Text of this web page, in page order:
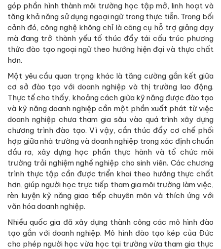
góp phần hình thành môi trường học tập mở, linh hoạt và
tăng khả năng sử dụng ngoại ngữ trong thực tiễn. Trong bối
cảnh đó, công nghệ không chỉ là công cụ hỗ trợ giảng dạy
mà đang trở thành yếu tố thúc đẩy tái cấu trúc phương
thức đào tạo ngoại ngữ theo hướng hiện đại và thực chất
hơn.
Một yêu cầu quan trọng khác là tăng cường gắn kết giữa
cơ sở đào tạo với doanh nghiệp và thị trường lao động.
Thực tế cho thấy, khoảng cách giữa kỹ năng được đào tạo
và kỹ năng doanh nghiệp cần một phần xuất phát từ việc
doanh nghiệp chưa tham gia sâu vào quá trình xây dựng
chương trình đào tạo. Vì vậy, cần thúc đẩy cơ chế phối
hợp giữa nhà trường và doanh nghiệp trong xác định chuẩn
đầu ra, xây dựng học phần thực hành và tổ chức môi
trường trải nghiệm nghề nghiệp cho sinh viên. Các chương
trình thực tập cần được triển khai theo hướng thực chất
hơn, giúp người học trực tiếp tham gia môi trường làm việc,
rèn luyện kỹ năng giao tiếp chuyên môn và thích ứng với
văn hóa doanh nghiệp.
Nhiều quốc gia đã xây dựng thành công các mô hình đào
tạo gắn với doanh nghiệp. Mô hình đào tạo kép của Đức
cho phép người học vừa học tại trường vừa tham gia thực